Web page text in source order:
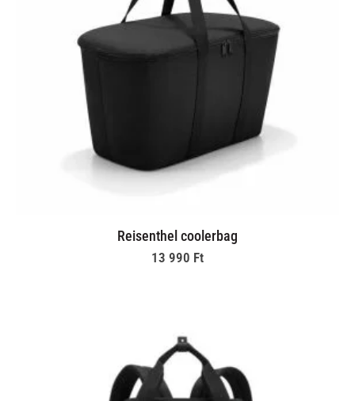
Reisenthel coolerbag
13 990 Ft